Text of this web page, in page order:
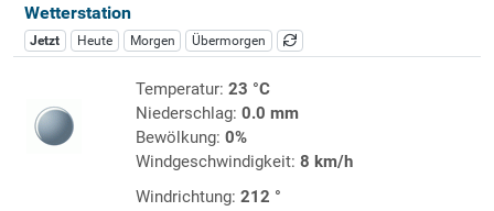
Wetterstation
Jetzt Heute Morgen Übermorgen
Temperatur: 23 °C
Niederschlag: 0.0 mm
Bewölkung: 0%
Windgeschwindigkeit: 8 km/h
Windrichtung: 212 °